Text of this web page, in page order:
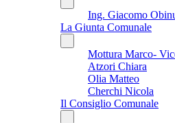
Ing. Giacomo
La Giunta Comunale
Mottura Marco-
Atzori Chiara
Olia Matteo
Cherchi Nicola
Il Consiglio Comunale